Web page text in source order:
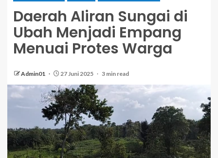
Daerah Aliran Sungai di
Ubah Menjadi Empang
Menuai Protes Warga
Admin01 27 Juni 2025 3 min read